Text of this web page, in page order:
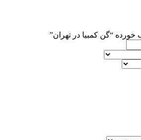
“گن کمبیا در تهران”